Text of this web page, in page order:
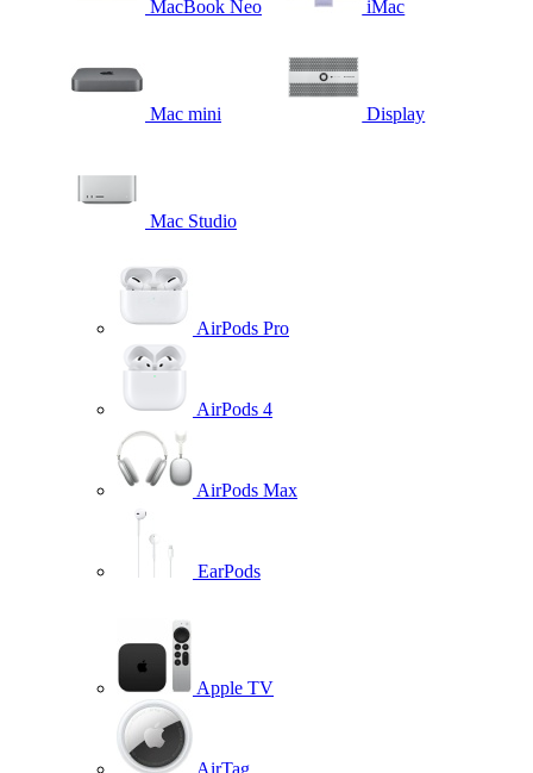
MacBook Neo iMac
Mac mini Display
Mac Studio
AirPods Pro
AirPods 4
AirPods Max
EarPods
Apple TV